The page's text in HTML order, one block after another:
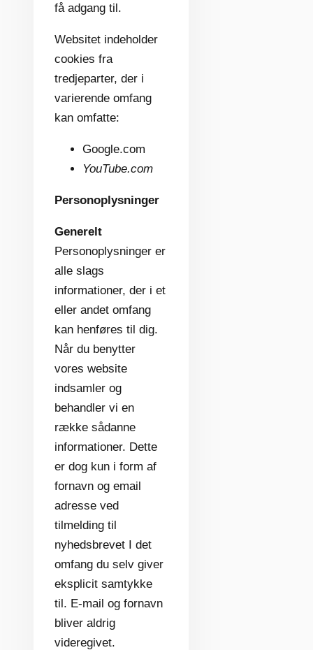
få adgang til.
Websitet indeholder
cookies fra
tredjeparter, der i
varierende omfang
kan omfatte:
Google.com
YouTube.com
Personoplysninger
Generelt
Personoplysninger er
alle slags
informationer, der i et
eller andet omfang
kan henføres til dig.
Når du benytter
vores website
indsamler og
behandler vi en
række sådanne
informationer. Dette
er dog kun i form af
fornavn og email
adresse ved
tilmelding til
nyhedsbrevet I det
omfang du selv giver
eksplicit samtykke
til. E-mail og fornavn
bliver aldrig
videregivet.